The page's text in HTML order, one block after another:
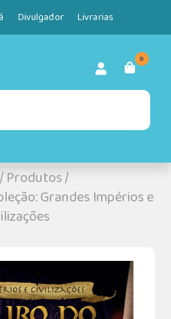
Divulgador Livrarias
0
/Produtos/
Grandes Impérios e